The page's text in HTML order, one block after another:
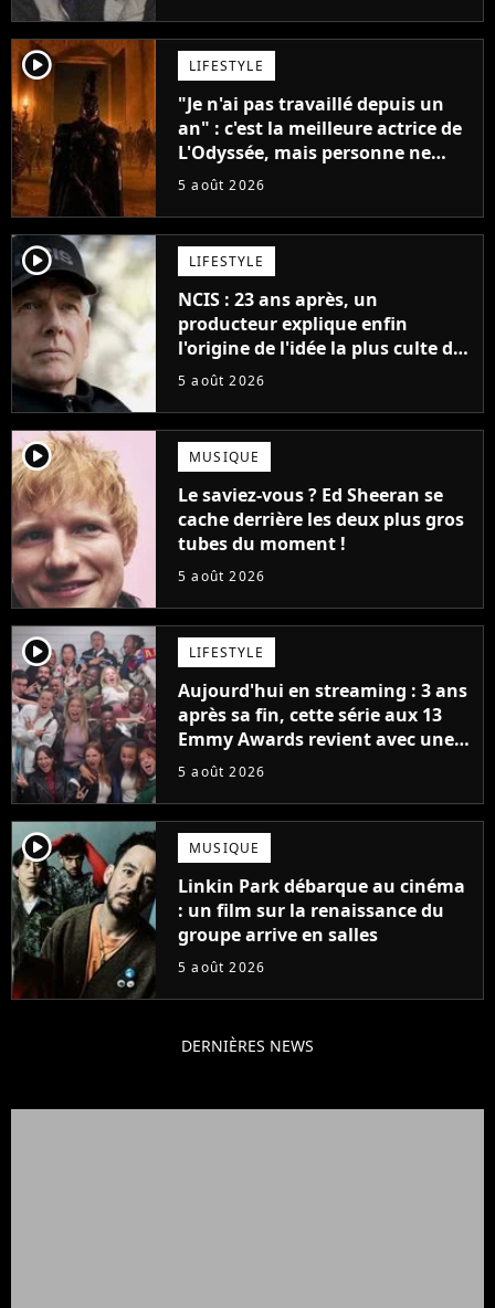
player2 LIFESTYLE
"Je n'ai pas travaillé depuis un
an" : c'est la meilleure actrice de
L'Odyssée, mais personne ne
veut lui donner de rôle au
5 août 2026
player2 LIFESTYLE
NCIS : 23 ans après, un
producteur explique enfin
l'origine de l'idée la plus culte de
la série (et on ne parle pas du
5 août 2026
player2 MUSIQUE
Le saviez-vous ? Ed Sheeran se
cache derrière les deux plus gros
tubes du moment !
5 août 2026
player2 LIFESTYLE
Aujourd'hui en streaming : 3 ans
après sa fin, cette série aux 13
Emmy Awards revient avec une
suite... totalement différente
5 août 2026
player2 MUSIQUE
Linkin Park débarque au cinéma
: un film sur la renaissance du
groupe arrive en salles
5 août 2026
DERNIÈRES NEWS